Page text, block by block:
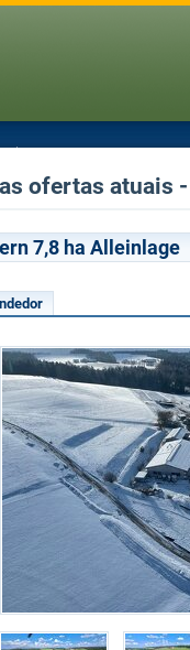
ofertas atuais
7,8 ha Alleinlage